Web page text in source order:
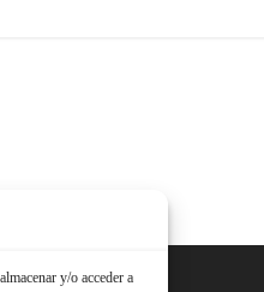
y/o acceder a